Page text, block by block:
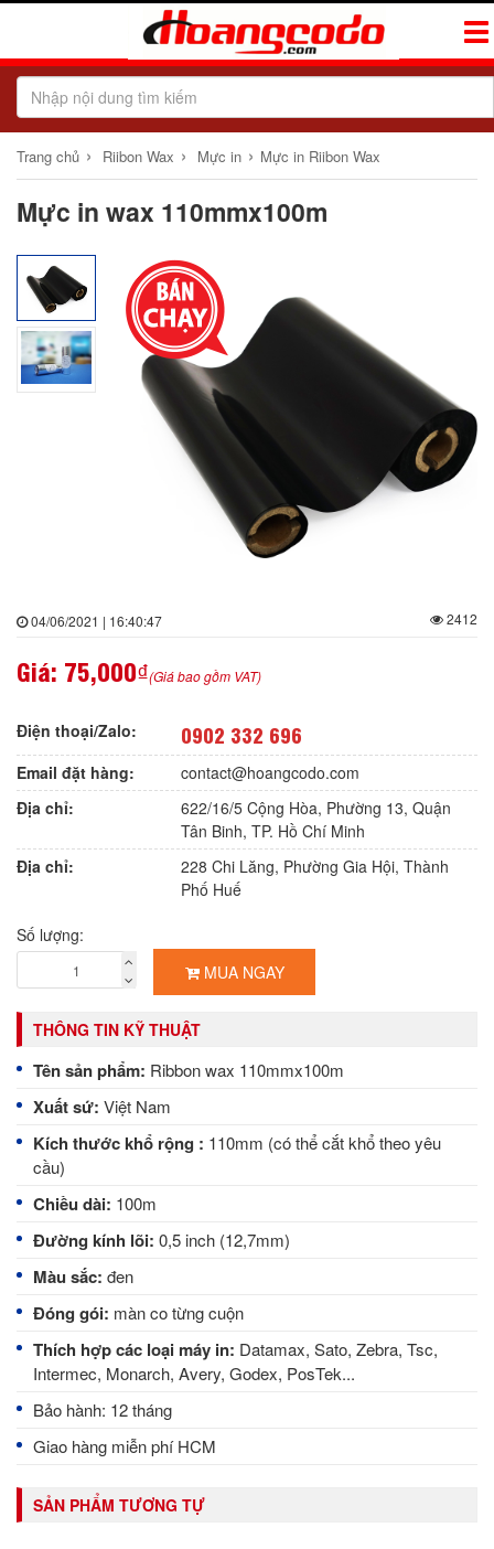
Trang chủ › Riibon Wax › Mực in › Mực in Riibon Wax
Mực in wax 110mmx100m
04/06/2021 | 16:40:47 2412
Giá: 75,000₫(Giá bao gồm VAT)
Điện thoại/Zalo: 0902 332 696
Email đặt hàng:
contact@hoangcodo.com
Địa chỉ:
622/16/5 Cộng Hòa, Phường 13, Quận
Tân Binh, TP. Hồ Chí Minh
Địa chỉ:
228 Chi Lăng, Phường Gia Hội, Thành
Phố Huế
Số lượng:
MUA NGAY
THÔNG TIN KỸ THUẬT
Tên sản phẩm: Ribbon wax 110mmx100m
Xuất sứ: Việt Nam
Kích thước khổ rộng : 110mm (có thể cắt khổ theo yêu
cầu)
Chiều dài: 100m
Đường kính lõi: 0,5 inch (12,7mm)
Màu sắc: đen
Đóng gói: màn co từng cuộn
Thích hợp các loại máy in: Datamax, Sato, Zebra, Tsc,
Intermec, Monarch, Avery, Godex, PosTek...
Bảo hành: 12 tháng
Giao hàng miễn phí HCM
SẢN PHẨM TƯƠNG TỰ